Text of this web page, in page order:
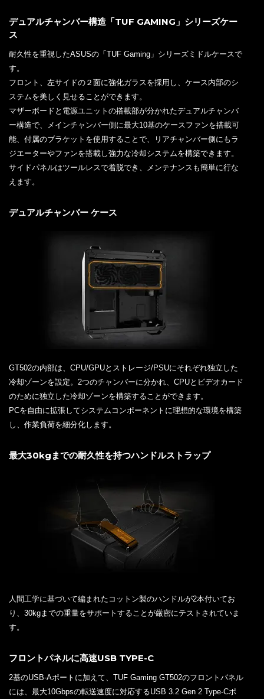
デュアルチャンバー構造「TUF GAMING」シリーズケー
ス
耐久性を重視したASUSの「TUF Gaming」シリーズミドルケースで
す。
フロント、左サイドの２面に強化ガラスを採用し、ケース内部のシ
ステムを美しく見せることができます。
マザーボードと電源ユニットの搭載部が分かれたデュアルチャンバ
ー構造で、メインチャンバー側に最大10基のケースファンを搭載可
能、付属のブラケットを使用することで、リアチャンバー側にもラ
ジエーターやファンを搭載し強力な冷却システムを構築できます。
サイドパネルはツールレスで着脱でき、メンテナンスも簡単に行な
えます。
デュアルチャンバー ケース
GT502の内部は、CPU/GPUとストレージ/PSUにそれぞれ独立した
冷却ゾーンを設定。2つのチャンバーに分かれ、CPUとビデオカード
のために独立した冷却ゾーンを構築することができます。
PCを自由に拡張してシステムコンポーネントに理想的な環境を構築
し、作業負荷を細分化します。
最大30kgまでの耐久性を持つハンドルストラップ
人間工学に基づいて編まれたコットン製のハンドルが2本付いてお
り、30kgまでの重量をサポートすることが厳密にテストされていま
す。
フロントパネルに高速USB TYPE-C
2基のUSB-Aポートに加えて、TUF Gaming GT502のフロントパネル
には、最大10Gbpsの転送速度に対応するUSB 3.2 Gen 2 Type-Cポ